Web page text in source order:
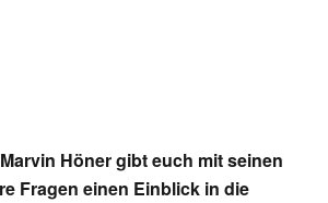
Höner gibt euch mit seinen
Fragen einen Einblick in die